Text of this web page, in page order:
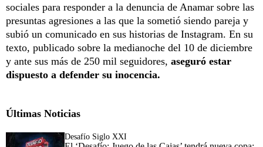
sociales para responder a la denuncia de Anamar sobre las
presuntas agresiones a las que la sometió siendo pareja y
subió un comunicado en sus historias de Instagram. En su
texto, publicado sobre la medianoche del 10 de diciembre
y ante sus más de 250 mil seguidores, aseguró estar
dispuesto a defender su inocencia.
Últimas Noticias
Desafío Siglo XXI